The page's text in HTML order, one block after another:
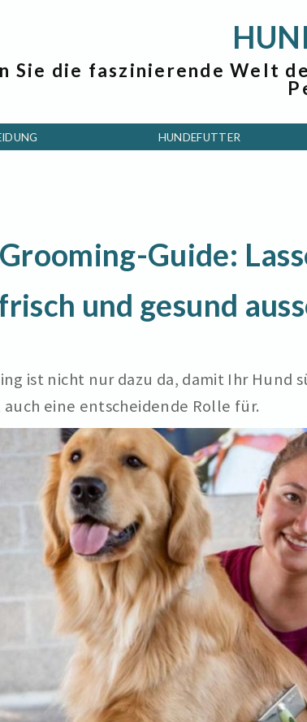
Sie die faszinierende Welt
HUNDEFUTTER
Guide:
und gesund
ist nicht nur dazu da, damit Ihr Hund
eine entscheidende Rolle für.